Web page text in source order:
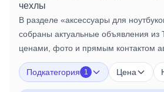
чехлы
В разделе «аксессуары для
собраны актуальные объявления из
ценами, фото и прямым контактом
Подкатегория 1 Цена